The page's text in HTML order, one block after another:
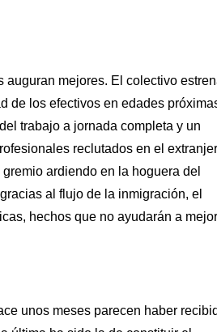
mejores. El colectivo
de los efectivos en edades
trabajo a jornada completa y un
reclutados en el
ardiendo en la hoguera del
al flujo de la inmigración, el
hechos que no ayudarán a
unos meses parecen haber